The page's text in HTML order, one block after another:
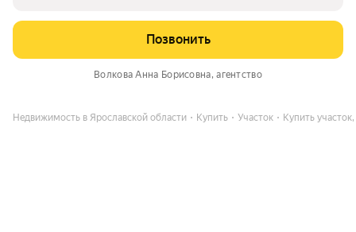
Позвонить
Волкова Анна Борисовна, агентство
Недвижимость в Ярославской области Купить Участок Купить